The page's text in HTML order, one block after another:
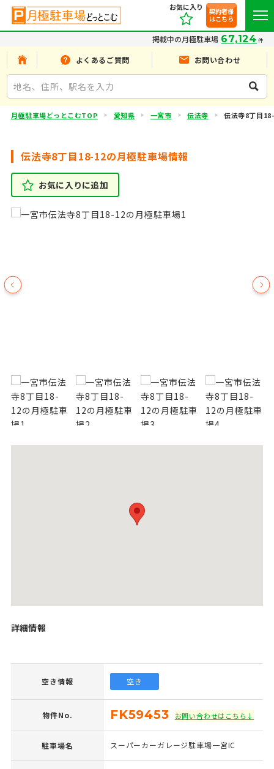
お気に入り
契約者様
はこちら
掲載中の月極駐車場 67,124 件
よくあるご質問 お問い合わせ
月極駐車場どっとこむTOP 愛知県 一宮市 伝法寺 伝法寺8丁目
伝法寺8丁目18-12の月極駐車場情報
お気に入りに追加
詳細情報
空き情報 空き
物件No. FK59453 お問い合わせはこちら↓
駐車場名 スーパーカーガレージ駐車場一宮IC